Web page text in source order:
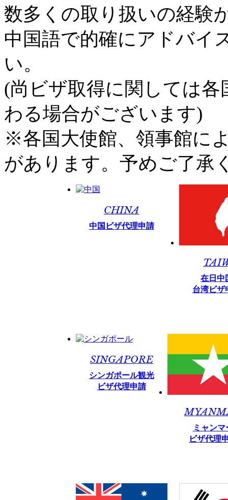
数多くの取り扱いの経験
中国語で的確にアドバイ
い。
(尚ビザ取得に関しては
わる場合がございます)
※各国大使館、領事館に
があります。予めご了承
CHINA
中国ビザ代理申請
在日中
台湾ビザ
SINGAPORE
シンガポール観光
ビザ代理申請
ミャンマ
ビザ代理